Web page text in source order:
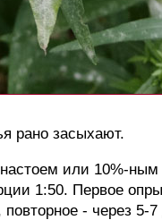
рано засыхают.
или 10%-ным
1:50. Первое
- через 5-